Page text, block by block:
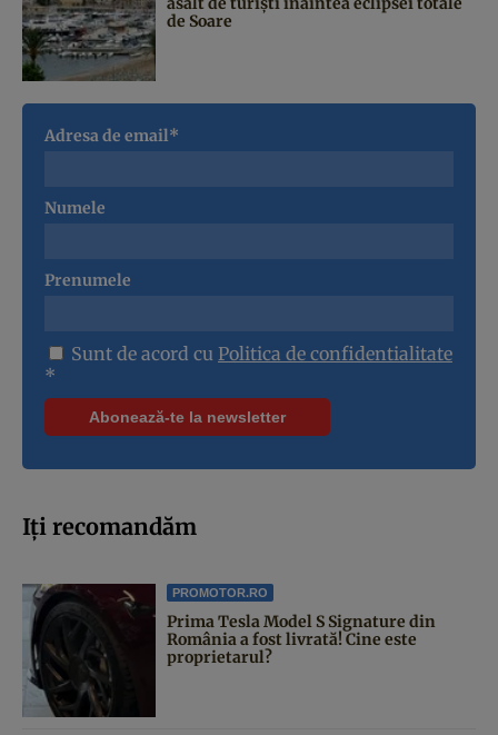
de Soare
Adresa de email*
Numele
Prenumele
Sunt de acord cu Politica de confidentialitate
*
Iți recomandăm
PROMOTOR.RO
Prima Tesla Model S Signature din
România a fost livrată! Cine este
proprietarul?